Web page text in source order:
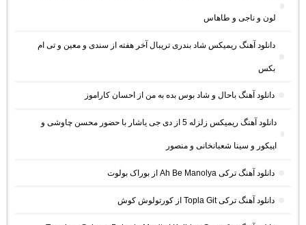
لون و ناجی و طاهاس
دانلود آهنگ ریمیکس شاد بندری تریبال آخر هفته از سندی و معین و تی ام
بکس
دانلود آهنگ باحال و شاد بوس بده به من از احسان کاراموز
دانلود آهنگ ریمیکس زلزله 5 از دی جی یاشار با حضور محسن چاوشی و
اپیکور و سینا شعبانخانی و منصور
دانلود آهنگ ترکی Ah Be Manolya از بوراک بولوت
دانلود آهنگ ترکی Topla Git از کورتولوش کوش